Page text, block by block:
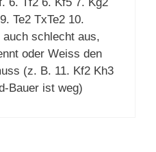
Te2 TxTe2 10.
auch schlecht aus,
oder Weiss den
(z. B. 11. Kf2 Kh3
Bauer ist weg)